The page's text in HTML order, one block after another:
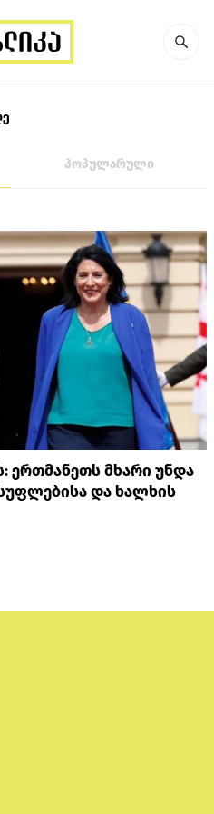
პოპულარული
ერთმანეთს მხარი უნდა
და ხალხის